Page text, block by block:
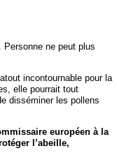
Personne ne peut plus
incontournable pour la
elle pourrait tout
disséminer les pollens
européen à la
l’abeille,